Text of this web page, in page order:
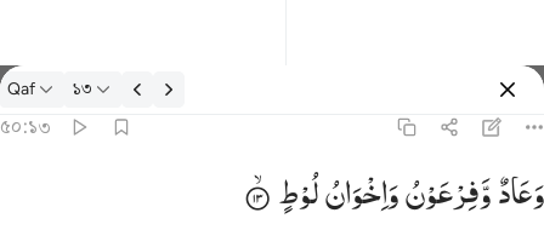
তাফসির: Qaf ৫০:১৩
Qaf ১৩
৫০:১৩
وَعَادٌۭ وَفِرْعَوْنُ وَإِخْوَٰنُ لُوطٍۢ ١٣
وَعَادٌوَّفِرْعَوْنُوَاِخْوَانُلُوْطٍ